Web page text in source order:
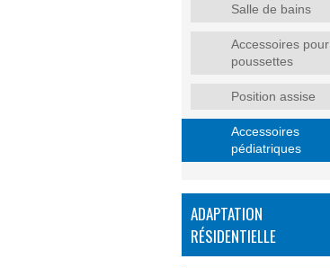
Salle de bains
Accessoires pour
poussettes
Position assise
Accessoires
pédiatriques
ADAPTATION
RÉSIDENTIELLE